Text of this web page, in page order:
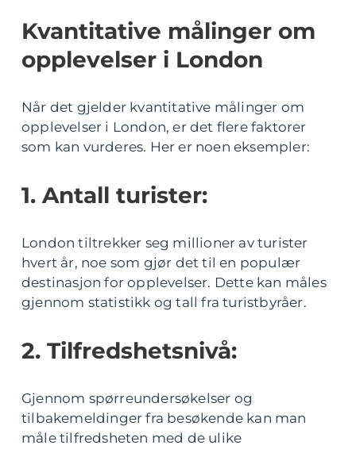
Kvantitative målinger om
opplevelser i London
Når det gjelder kvantitative målinger om
opplevelser i London, er det flere faktorer
som kan vurderes. Her er noen eksempler:
1. Antall turister:
London tiltrekker seg millioner av turister
hvert år, noe som gjør det til en populær
destinasjon for opplevelser. Dette kan måles
gjennom statistikk og tall fra turistbyråer.
2. Tilfredshetsnivå:
Gjennom spørreundersøkelser og
tilbakemeldinger fra besøkende kan man
måle tilfredsheten med de ulike